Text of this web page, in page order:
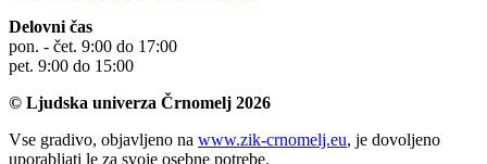
Delovni čas
pon. - čet. 9:00 do 17:00
pet. 9:00 do 15:00
© Ljudska univerza Črnomelj 2026
Vse gradivo, objavljeno na www.zik-crnomelj.eu, je dovoljeno
uporabljati le za svoje osebne potrebe.